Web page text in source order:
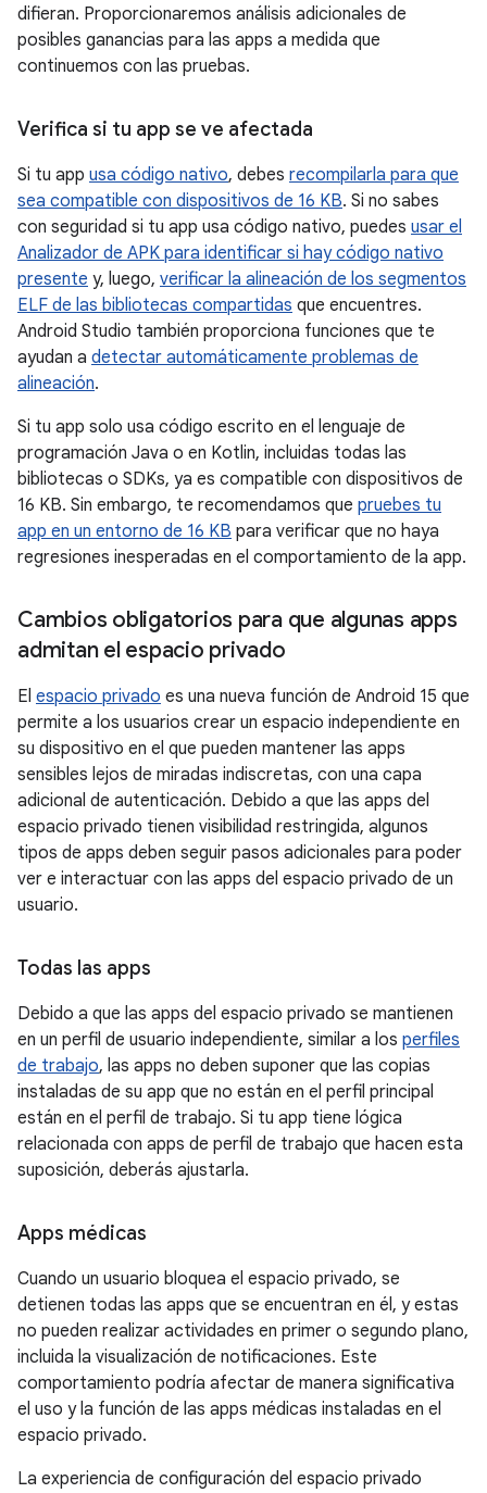
difieran. Proporcionaremos análisis adicionales de
posibles ganancias para las apps a medida que
continuemos con las pruebas.
Verifica si tu app se ve afectada
Si tu app usa código nativo, debes recompilarla para que
sea compatible con dispositivos de 16 KB. Si no sabes
con seguridad si tu app usa código nativo, puedes usar el
Analizador de APK para identificar si hay código nativo
presente y, luego, verificar la alineación de los segmentos
ELF de las bibliotecas compartidas que encuentres.
Android Studio también proporciona funciones que te
ayudan a detectar automáticamente problemas de
alineación.
Si tu app solo usa código escrito en el lenguaje de
programación Java o en Kotlin, incluidas todas las
bibliotecas o SDKs, ya es compatible con dispositivos de
16 KB. Sin embargo, te recomendamos que pruebes tu
app en un entorno de 16 KB para verificar que no haya
regresiones inesperadas en el comportamiento de la app.
Cambios obligatorios para que algunas apps
admitan el espacio privado
El espacio privado es una nueva función de Android 15 que
permite a los usuarios crear un espacio independiente en
su dispositivo en el que pueden mantener las apps
sensibles lejos de miradas indiscretas, con una capa
adicional de autenticación. Debido a que las apps del
espacio privado tienen visibilidad restringida, algunos
tipos de apps deben seguir pasos adicionales para poder
ver e interactuar con las apps del espacio privado de un
usuario.
Todas las apps
Debido a que las apps del espacio privado se mantienen
en un perfil de usuario independiente, similar a los perfiles
de trabajo, las apps no deben suponer que las copias
instaladas de su app que no están en el perfil principal
están en el perfil de trabajo. Si tu app tiene lógica
relacionada con apps de perfil de trabajo que hacen esta
suposición, deberás ajustarla.
Apps médicas
Cuando un usuario bloquea el espacio privado, se
detienen todas las apps que se encuentran en él, y estas
no pueden realizar actividades en primer o segundo plano,
incluida la visualización de notificaciones. Este
comportamiento podría afectar de manera significativa
el uso y la función de las apps médicas instaladas en el
espacio privado.
La experiencia de configuración del espacio privado